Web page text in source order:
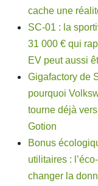
cache une
SC-01 : la
31 000 € qui
EV peut aussi
Gigafactory de
pourquoi
tourne déjà
Gotion
Bonus
utilitaires :
changer la